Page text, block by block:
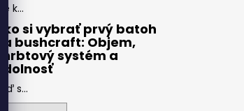
Pre k...
Ako si vybrať prvý batoh
na bushcraft: Objem,
chrbtový systém a
odolnosť
Keď s...